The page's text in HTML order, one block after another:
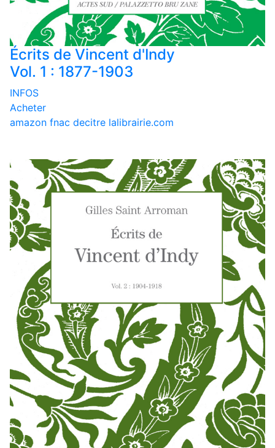
Écrits de Vincent d'Indy
Vol. 1 : 1877-1903
INFOS
Acheter
amazon fnac decitre lalibrairie.com